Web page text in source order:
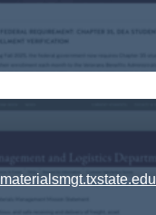
materialsmgt.txstate.edu